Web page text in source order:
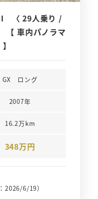
〈 29人乗り /
パノラマ
GX　ロング
2007年
16.2万km
348万円
2026/6/19）